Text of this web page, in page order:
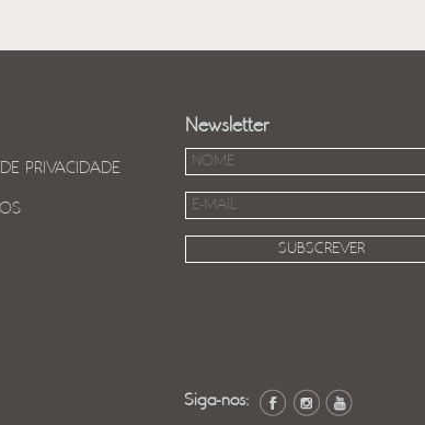
PRIVACIDADE
Newsletter
Siga-nos: